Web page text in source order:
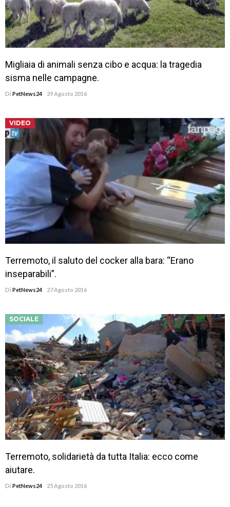
Migliaia di animali senza cibo e acqua: la tragedia
sisma nelle campagne.
Di PetNews24 29 Agosto 2016
VIDEO
Terremoto, il saluto del cocker alla bara: “Erano
inseparabili”.
Di PetNews24 27 Agosto 2016
SOCIALE
Terremoto, solidarietà da tutta Italia: ecco come
aiutare.
Di PetNews24 25 Agosto 2016